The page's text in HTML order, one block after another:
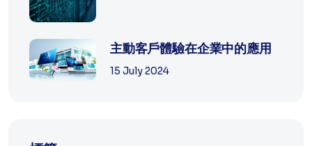
主動客戶體驗在企業中的應用
15 July 2024